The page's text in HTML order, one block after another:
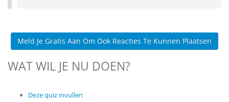
Meld Je Gratis Aan Om Ook Reacties Te Kunnen Plaatsen
WAT WIL JE NU DOEN?
Deze quiz invullen